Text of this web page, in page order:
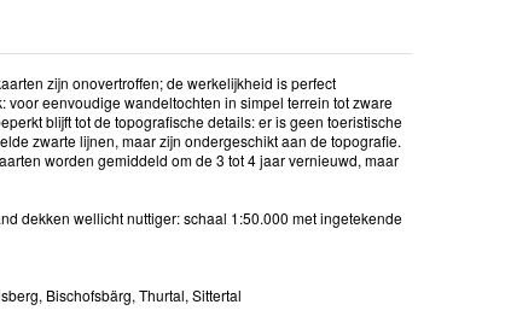
zijn onovertroffen; de werkelijkheid is perfect
eenvoudige wandeltochten in simpel terrein tot zware
blijft tot de topografische details: er is geen toeristische
zwarte lijnen, maar zijn ondergeschikt aan de topografie.
worden gemiddeld om de 3 tot 4 jaar vernieuwd, maar
dekken wellicht nuttiger: schaal 1:50.000 met ingetekende
Bischofsbärg, Thurtal, Sittertal